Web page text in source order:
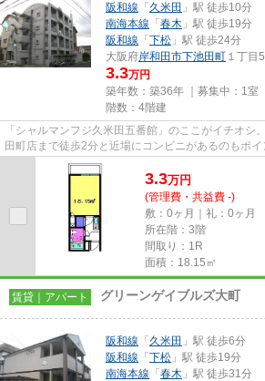
阪和線 「 久米田 」駅 徒歩10分
南海本線 「 春木 」駅 徒歩19分
阪和線 「 下松 」駅 徒歩24分
大阪府岸和田市下池田町 １丁目
3.3万円
築年数：築36年 ｜募集中： 1室
階数：4階建
「シャルマンフジ久米田五番館」のここがイチオシ
田町店まで徒歩2分と近場にコンビニがあるのもポ
駅から徒歩10分に立地する物...
3.3万円
(管理費・共益費 -)
敷：0ヶ月｜礼：0ヶ月
所在階：3階
間取り：1R
面積：18.15㎡
賃貸｜アパート グリーンゲイブルズ大町
阪和線 「 久米田 」駅 徒歩6分
阪和線 「 下松 」駅 徒歩19分
南海本線 「 春木 」駅 徒歩31分